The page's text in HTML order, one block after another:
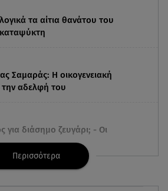
τα αίτια θανάτου του
Σαμαράς: Η οικογενειακή
αδελφή του
διάσημο ζευγάρι; - Οι
τις βέρες
του Brian Friel, από
Περισσότερα